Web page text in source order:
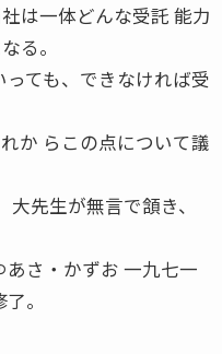
は一体どんな受託 能力
る。
ても、できなければ受
か らこの点について議
先生が無言で頷き、
さ・かずお 一九七一
。